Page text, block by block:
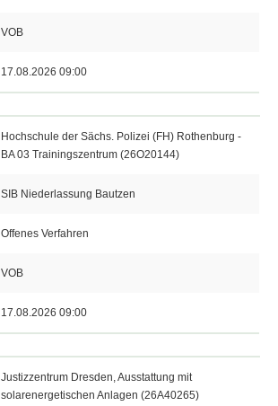
VOB
17.08.2026 09:00
Hochschule der Sächs. Polizei (FH) Rothenburg -
BA 03 Trainingszentrum (26O20144)
SIB Niederlassung Bautzen
Offenes Verfahren
VOB
17.08.2026 09:00
Justizzentrum Dresden, Ausstattung mit
solarenergetischen Anlagen (26A40265)